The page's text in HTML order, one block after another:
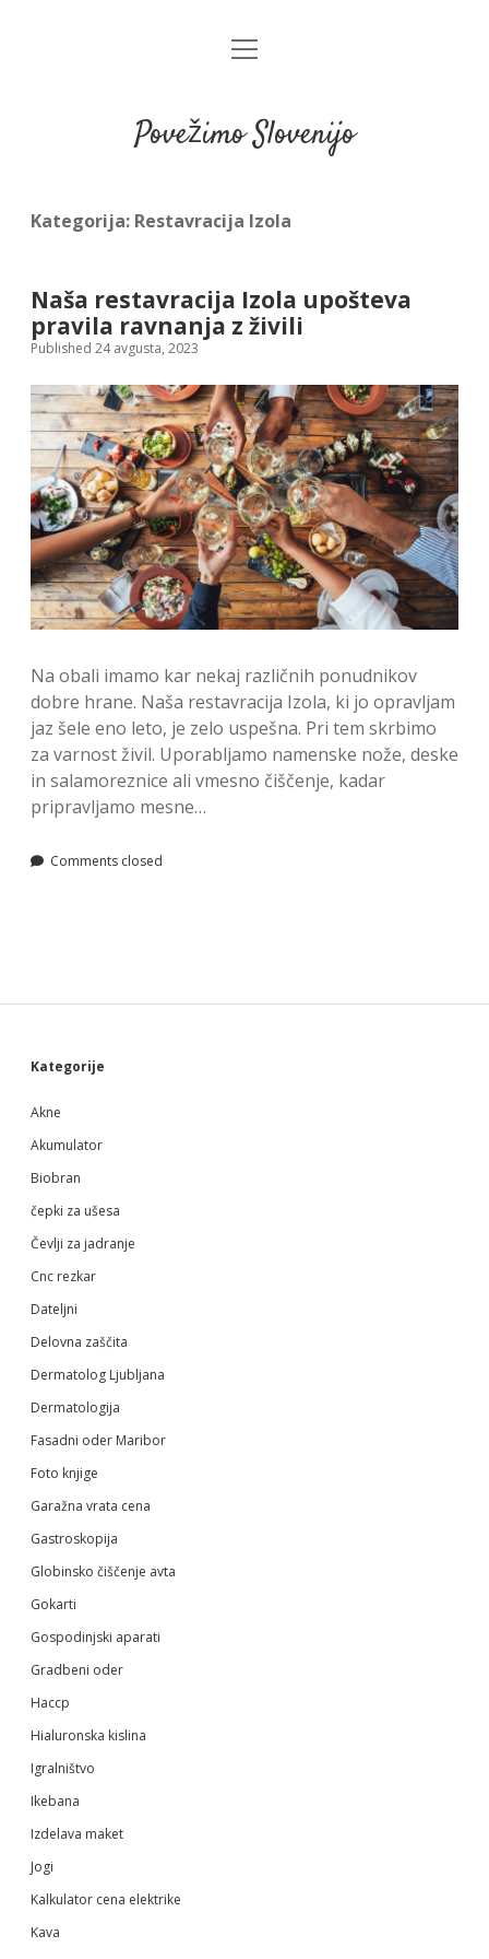
open
Povežimo Slovenijo
Kategorija: Restavracija Izola
Naša restavracija Izola upošteva
pravila ravnanja z živili
Published 24 avgusta, 2023
Na obali imamo kar nekaj različnih ponudnikov
dobre hrane. Naša restavracija Izola, ki jo opravljam
jaz šele eno leto, je zelo uspešna. Pri tem skrbimo
za varnost živil. Uporabljamo namenske nože, deske
in salamoreznice ali vmesno čiščenje, kadar
pripravljamo mesne…
Comments closed
Sidebar
Kategorije
Akne
Akumulator
Biobran
čepki za ušesa
Čevlji za jadranje
Cnc rezkar
Dateljni
Delovna zaščita
Dermatolog Ljubljana
Dermatologija
Fasadni oder Maribor
Foto knjige
Garažna vrata cena
Gastroskopija
Globinsko čiščenje avta
Gokarti
Gospodinjski aparati
Gradbeni oder
Haccp
Hialuronska kislina
Igralništvo
Ikebana
Izdelava maket
Jogi
Kalkulator cena elektrike
Kava